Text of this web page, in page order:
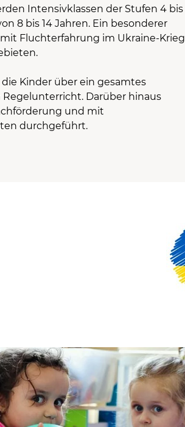
Intensivklassen der Stufen 4 bis
8 bis 14 Jahren. Ein besonderer
Fluchterfahrung im Ukraine-Krieg
Kinder über ein gesamtes
Darüber hinaus
und mit
durchgeführt.